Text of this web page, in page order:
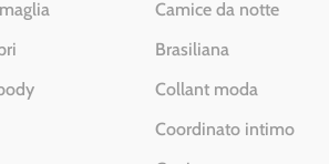
Camice da notte
Brasiliana
Collant moda
Coordinato intimo